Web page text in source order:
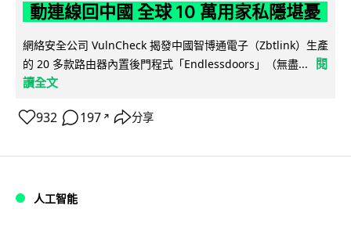
動連線回中國 全球 10 萬用家私隱堪憂
網絡安全公司 VulnCheck 揭發中國智博通電子（Zbtlink）生產
的 20 多款路由器內置後門程式「Endlessdoors」（無盡...
閱
讀全文
932 197 ↗ 分享
人工智能